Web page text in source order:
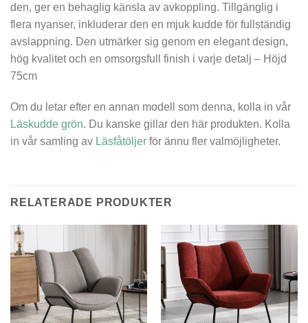
den, ger en behaglig känsla av avkoppling. Tillgänglig i
flera nyanser, inkluderar den en mjuk kudde för fullständig
avslappning. Den utmärker sig genom en elegant design,
hög kvalitet och en omsorgsfull finish i varje detalj – Höjd
75cm
Om du letar efter en annan modell som denna, kolla in vår
Läskudde grön. Du kanske gillar den här produkten. Kolla
in vår samling av Läsfåtöljer för ännu fler valmöjligheter.
RELATERADE PRODUKTER